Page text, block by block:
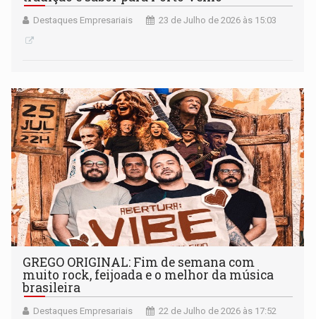
Destaques Empresariais 23 de Julho de 2026 às 15:03
GREGO ORIGINAL: Fim de semana com
muito rock, feijoada e o melhor da música
brasileira
Destaques Empresariais 22 de Julho de 2026 às 17:52